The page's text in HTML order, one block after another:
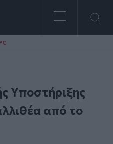
Υποστήριξης
από το